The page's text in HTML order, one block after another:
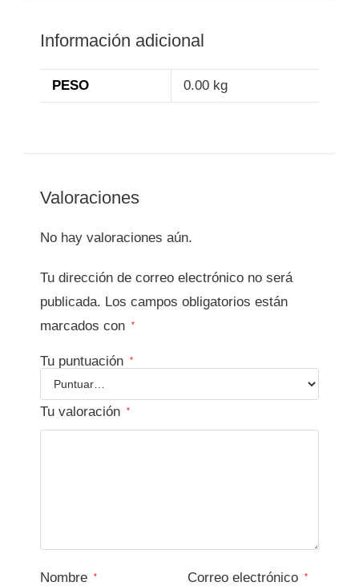
Información adicional
PESO 0.00 kg
Valoraciones
No hay valoraciones aún.
Tu dirección de correo electrónico no será
publicada. Los campos obligatorios están
marcados con
*
Tu puntuación *
Tu valoración *
Nombre * Correo electrónico *